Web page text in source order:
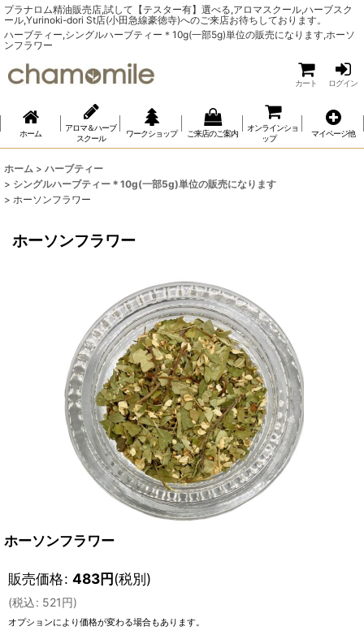
プラナロム精油販売店,試して【テスター有】選べる,アロマスクール,ハーブスク
ール,Yurinoki-dori St店(小田急線豪徳寺)へのご来店お待ちしております。
ハーブティー,シングルハーブティー＊10g(一部5g)単位の販売になります,ホーソ
ンフラワー
カート ログイン
ホーム
アロマ＆ハーブ
スクール
ワークショップ ご来店のご案内
オンラインショ
ップ
マイページ他
ホーム > ハーブティー
> シングルハーブティー＊10g(一部5g)単位の販売になります
> ホーソンフラワー
ホーソンフラワー
ホーソンフラワー
販売価格: 483円(税別)
(税込: 521円)
オプションにより価格が変わる場合もあります。